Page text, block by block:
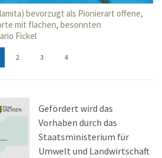
bevorzugt als Pionierart offene,
mit flachen, besonnten
Fickel
2 3 4
Gefördert wird das
Vorhaben durch das
Staatsministerium für
Umwelt und Landwirtschaft